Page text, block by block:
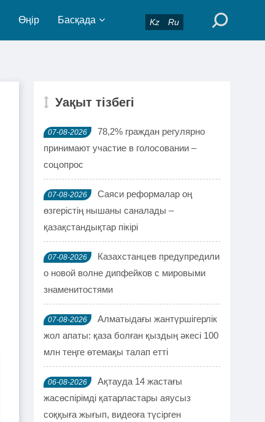
Kz Ru
Өңір Басқада
Уақыт тізбегі
07-08-2026
78,2% граждан регулярно
принимают участие в голосовании –
соцопрос
07-08-2026
Саяси реформалар оң
өзгерістің нышаны саналады –
қазақстандықтар пікірі
07-08-2026
Казахстанцев предупредили
о новой волне дипфейков с мировыми
знаменитостями
07-08-2026
Алматыдағы жантүршігерлік
жол апаты: қаза болған қыздың әкесі 100
млн теңге өтемақы талап етті
06-08-2026
Ақтауда 14 жастағы
жасөспірімді қатарластары аяусыз
соққыға жығып, видеоға түсірген